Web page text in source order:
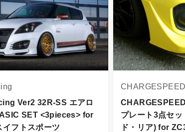
ことをお奨め致します。
なければ、配送出来ないことがあることは予め
さい。
内にご連絡をお願いします。
問わず一切お受けできません。
ざいますので、ご協力をお願いします。
Ver2 32R-SS エアロ
SET <3pieces> for
フトスポーツ
CHARGESPEED
プレート3点セッ
ド・リア) for